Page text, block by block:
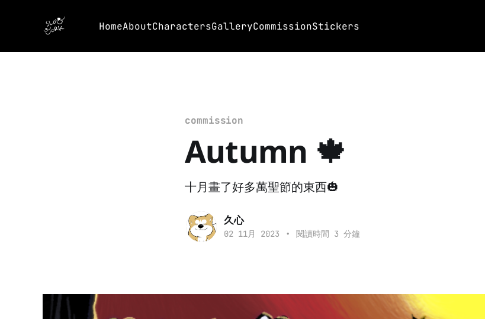
HomeAboutCharactersGalleryCommissionStickers
commission
Autumn 🍁
十月畫了好多萬聖節的東西🎃
久心
02 11月 2023 • 閱讀時間 3 分鐘